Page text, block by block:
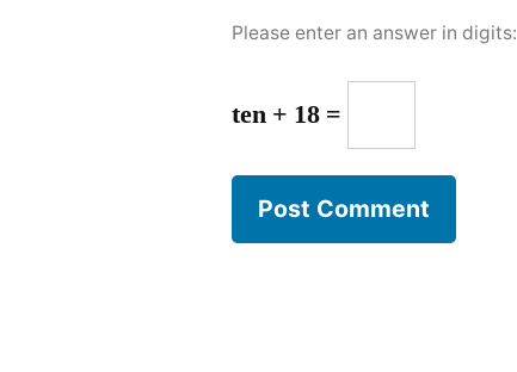
Please enter an answer in digits:
ten + 18 =